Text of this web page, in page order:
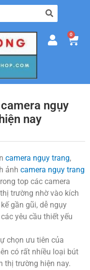
0
ngụy
nay
camera ngụy trang,
ảnh camera ngụy trang
top các camera
trường nhờ vào kích
gần gũi, dễ ngụy
yêu cầu thiết yếu
chọn ưu tiên của
có rất nhiều loại bút
thị trường hiện nay.